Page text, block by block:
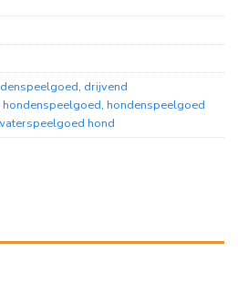
, drijvend
hondenspeelgoed, hondenspeelgoed
hond